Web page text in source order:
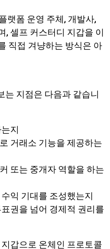
랫폼 운영 주체, 개발사,
, 셀프 커스터디 지갑을 이
직접 겨냥하는 방식은 아
는 지점은 다음과 같습니
지
거래소 기능을 제공하는
또는 중개자 역할을 하는
익 기대를 조성했는지
권을 넘어 경제적 권리를
갑으로 온체인 프로토콜